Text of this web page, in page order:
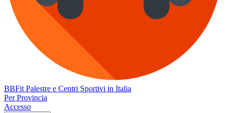
BBFit Palestre e Centri Sportivi in Italia
Per Provincia
Accesso